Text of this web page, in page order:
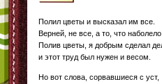
Полил цветы и высказал им все.
Верней, не все, а то, что наболело.
Полив цветы, я добрым сделал
и этот труд был нужен и весом.
Но вот слова, сорвавшиеся с уст,